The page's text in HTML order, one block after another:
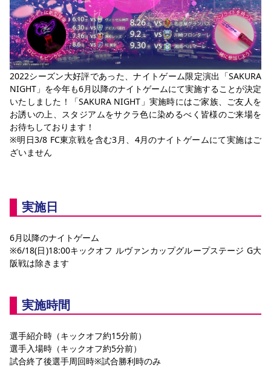
初めて観戦ガイド キッズ向けサービス グルメ マッチデープログラム
観戦マナー&ルール ビジターサポーター観戦ガイド 公式アプリ
スタジアム
YANMAR HANASAKA STADIUM
DAZNで観戦
DAZNで観戦
アウェイツアー
アウェイツアー
よくある質問
サポートする
パートナー企業募集中 セレッソ大阪VISAカード サポートスタッフ
セレッソアイデアちょうだいな 応援商店街
Lise（ライセンスビジネス）
サステナビリティ
サステナビリティポリシー SDGsのゴール インパクトレポート
活動レポート
SPORT POSITIVE LEAGUES 取り組み実績
スポーツクラブ
スポーツクラブ
セレッソスポーツパーク舞洲
セレッソ大阪アカデミー 子供のサッカースクール
ファンクラブ
SAKURA SOCIO SAKURA POINT Program 招待券引換方法
先行入場
まいセレチケット 会員規定 婚姻届・出生届・命名書
ニュース
ニュース
すべて チーム グッズ チケット イベント ファンクラブ
ホームタウン パートナー スポーツクラブ メディア 30周年
レディース
アカデミー
2022シーズン大好評であった、ナイトゲーム限定演出「SAKURA
NIGHT」を今年も6月以降のナイトゲームにて実施することが決定
いたしました！「SAKURA NIGHT」実施時にはご家族、ご友人を
お誘いの上、スタジアムをサクラ色に染めるべく皆様のご来場を
お待ちしております！
※明日3/8 FC東京戦を含む3月、4月のナイトゲームにて実施はご
ざいません
実施日
6月以降のナイトゲーム
※6/18(日)18:00キックオフ ルヴァンカップグループステージ G大
阪戦は除きます
実施時間
選手紹介時（キックオフ約15分前）
選手入場時（キックオフ約5分前）
試合終了後選手周回時※試合勝利時のみ